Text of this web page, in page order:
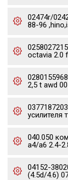
02474r/
88-96
octavia 2.0
2,5 t awd
усилителя
040.050
a4/a6 2.4-
04152-
(4.5d/4.6)